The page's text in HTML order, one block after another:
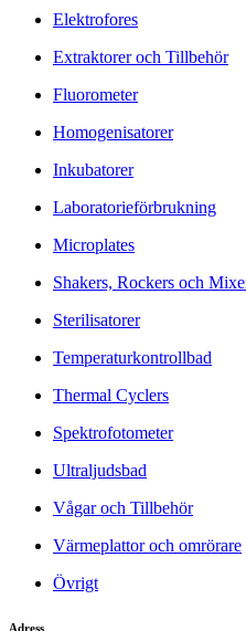
Elektrofores
Extraktorer och Tillbehör
Fluorometer
Homogenisatorer
Inkubatorer
Laboratorieförbrukning
Microplates
Shakers, Rockers och
Sterilisatorer
Temperaturkontrollbad
Thermal Cyclers
Spektrofotometer
Ultraljudsbad
Vågar och Tillbehör
Värmeplattor och omrörare
Övrigt
Adress